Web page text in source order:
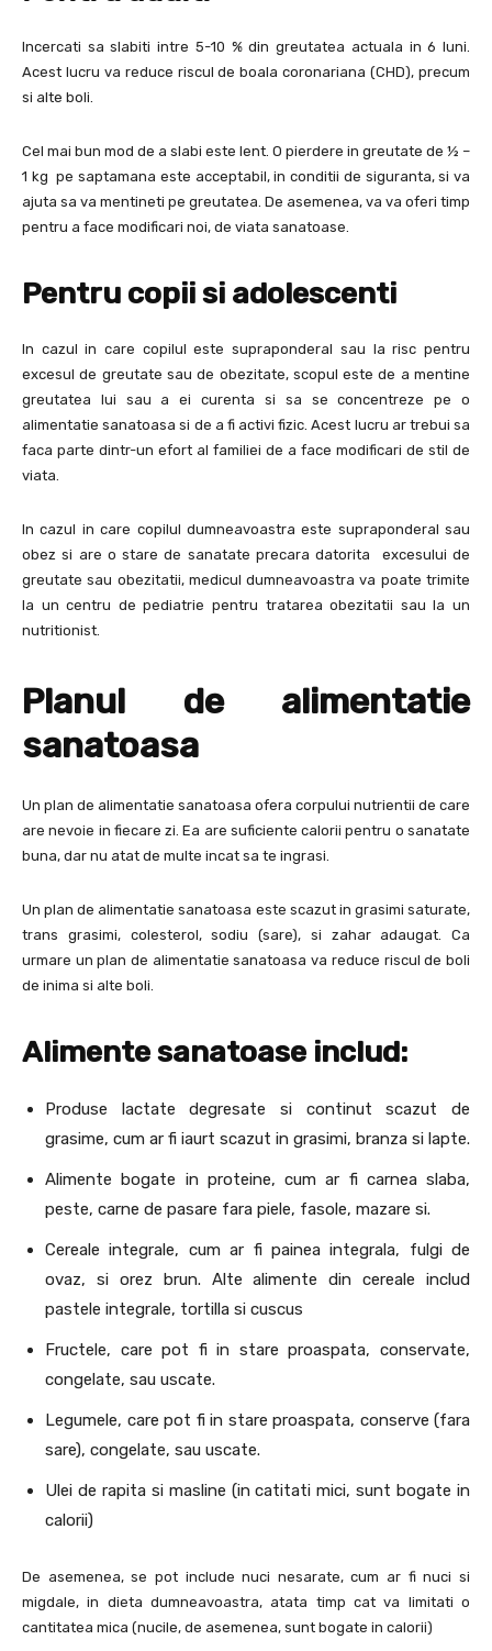
Incercati sa slabiti intre 5-10 % din greutatea actuala in 6 luni.
Acest lucru va reduce riscul de boala coronariana (CHD), precum
si alte boli.
Cel mai bun mod de a slabi este lent. O pierdere in greutate de ½ –
1 kg pe saptamana este acceptabil, in conditii de siguranta, si va
ajuta sa va mentineti pe greutatea. De asemenea, va va oferi timp
pentru a face modificari noi, de viata sanatoase.
Pentru copii si adolescenti
In cazul in care copilul este supraponderal sau la risc pentru
excesul de greutate sau de obezitate, scopul este de a mentine
greutatea lui sau a ei curenta si sa se concentreze pe o
alimentatie sanatoasa si de a fi activi fizic. Acest lucru ar trebui sa
faca parte dintr-un efort al familiei de a face modificari de stil de
viata.
In cazul in care copilul dumneavoastra este supraponderal sau
obez si are o stare de sanatate precara datorita excesului de
greutate sau obezitatii, medicul dumneavoastra va poate trimite
la un centru de pediatrie pentru tratarea obezitatii sau la un
nutritionist.
Planul de alimentatie
sanatoasa
Un plan de alimentatie sanatoasa ofera corpului nutrientii de care
are nevoie in fiecare zi. Ea are suficiente calorii pentru o sanatate
buna, dar nu atat de multe incat sa te ingrasi.
Un plan de alimentatie sanatoasa este scazut in grasimi saturate,
trans grasimi, colesterol, sodiu (sare), si zahar adaugat. Ca
urmare un plan de alimentatie sanatoasa va reduce riscul de boli
de inima si alte boli.
Alimente sanatoase includ:
Produse lactate degresate si continut scazut de
grasime, cum ar fi iaurt scazut in grasimi, branza si lapte.
Alimente bogate in proteine, cum ar fi carnea slaba,
peste, carne de pasare fara piele, fasole, mazare si.
Cereale integrale, cum ar fi painea integrala, fulgi de
ovaz, si orez brun. Alte alimente din cereale includ
pastele integrale, tortilla si cuscus
Fructele, care pot fi in stare proaspata, conservate,
congelate, sau uscate.
Legumele, care pot fi in stare proaspata, conserve (fara
sare), congelate, sau uscate.
Ulei de rapita si masline (in catitati mici, sunt bogate in
calorii)
De asemenea, se pot include nuci nesarate, cum ar fi nuci si
migdale, in dieta dumneavoastra, atata timp cat va limitati o
cantitatea mica (nucile, de asemenea, sunt bogate in calorii)